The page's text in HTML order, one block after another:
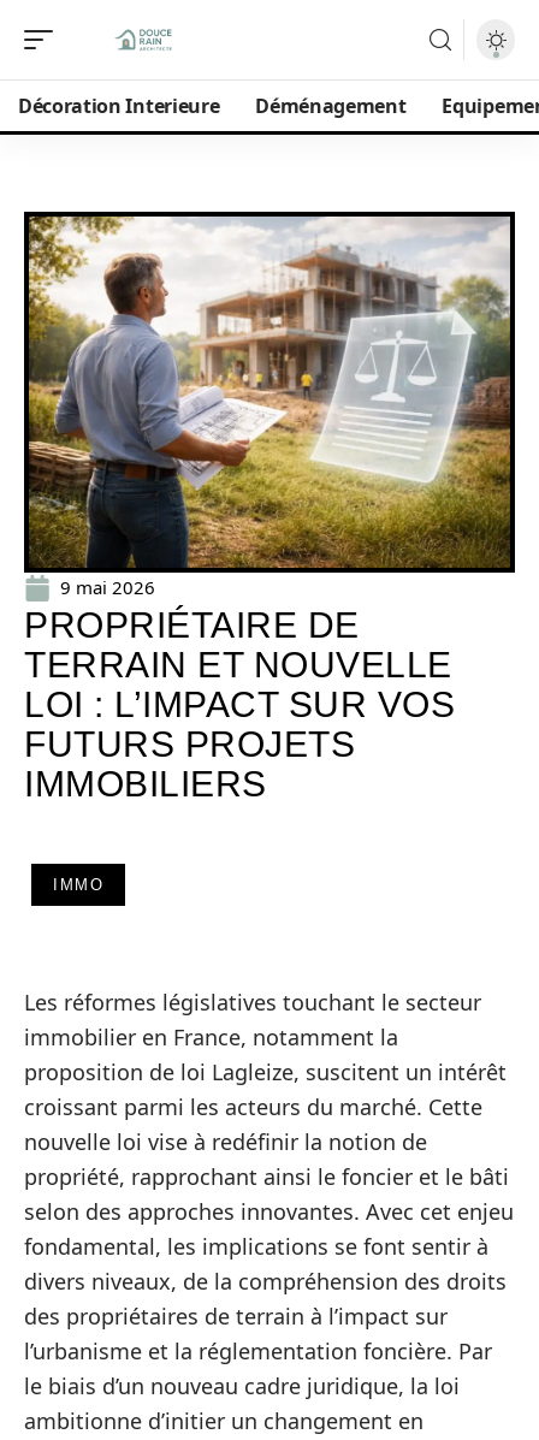
Décoration Interieure Déménagement
9 mai 2026
PROPRIÉTAIRE DE
TERRAIN ET NOUVELLE
LOI : L’IMPACT SUR VOS
FUTURS PROJETS
IMMOBILIERS
IMMO
Les réformes législatives touchant le secteur
immobilier en France, notamment la
proposition de loi Lagleize, suscitent un intérêt
croissant parmi les acteurs du marché. Cette
nouvelle loi vise à redéfinir la notion de
propriété, rapprochant ainsi le foncier et le bâti
selon des approches innovantes. Avec cet enjeu
fondamental, les implications se font sentir à
divers niveaux, de la compréhension des droits
des propriétaires de terrain à l’impact sur
l’urbanisme et la réglementation foncière. Par
le biais d’un nouveau cadre juridique, la loi
ambitionne d’initier un changement en